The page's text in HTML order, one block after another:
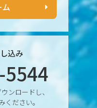
ム
込み
ンロードし、
ください。